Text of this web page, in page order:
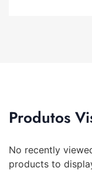
Produtos
No recently
products to